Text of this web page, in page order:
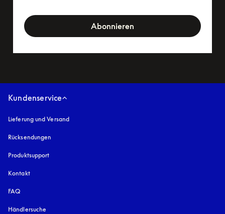
Abonnieren
Kundenservice
Lieferung und Versand
Rücksendungen
Produktsupport
Kontakt
FAQ
Händlersuche